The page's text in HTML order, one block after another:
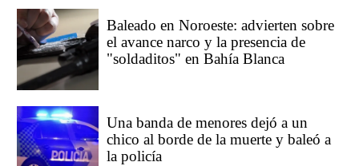
Baleado en Noroeste: advierten sobre
el avance narco y la presencia de
"soldaditos" en Bahía Blanca
Una banda de menores dejó a un
chico al borde de la muerte y baleó a
la policía